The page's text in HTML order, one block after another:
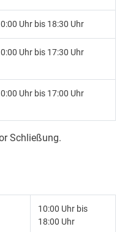
Uhr bis 18:30 Uhr
Uhr bis 17:30 Uhr
Uhr bis 17:00 Uhr
Schließung.
10:00 Uhr bis
18:00 Uhr